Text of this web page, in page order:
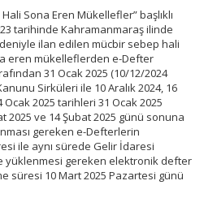
Sona Eren Mükellefler” başlıklı
tarihinde Kahramanmaraş ilinde
ilan edilen mücbir sebep hali
eren mükelleflerden e-Defter
31 Ocak 2025 (10/12/2024
Sirküleri ile 10 Aralık 2024, 16
Ocak 2025 tarihleri 31 Ocak 2025
2025 ve 14 Şubat 2025 günü sonuna
gereken e-Defterlerin
ile aynı sürede Gelir İdaresi
yüklenmesi gereken elektronik defter
süresi 10 Mart 2025 Pazartesi günü